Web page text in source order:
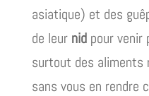
asiatique) et des
de leur nidpour venir
surtout des aliments
sans vous en rendre